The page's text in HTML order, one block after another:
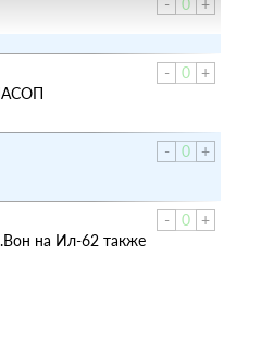
- 0 +
- 0 +
- 0 +
- 0 +
на Ил-62 также